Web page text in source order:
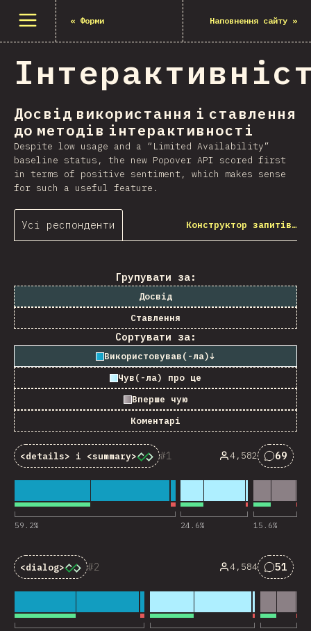
Відкрити меню
« Форми Наповнення сайту »
Досвід використання і ставлення
до методів інтерактивності
Despite low usage and a “Limited Availability”
baseline status, the new Popover API scored first
in terms of positive sentiment, which makes sense
for such a useful feature.
Усі респонденти Конструктор запитів…
Групувати за:
Досвід
Ставлення
Сортувати за:
Використовував(-ла)↓
Чув(-ла) про це
Вперше чую
Коментарі
1
<details> і <summary>
59.2% 24.6% 15.6%
4,582 69
2
<dialog> 4,584 51